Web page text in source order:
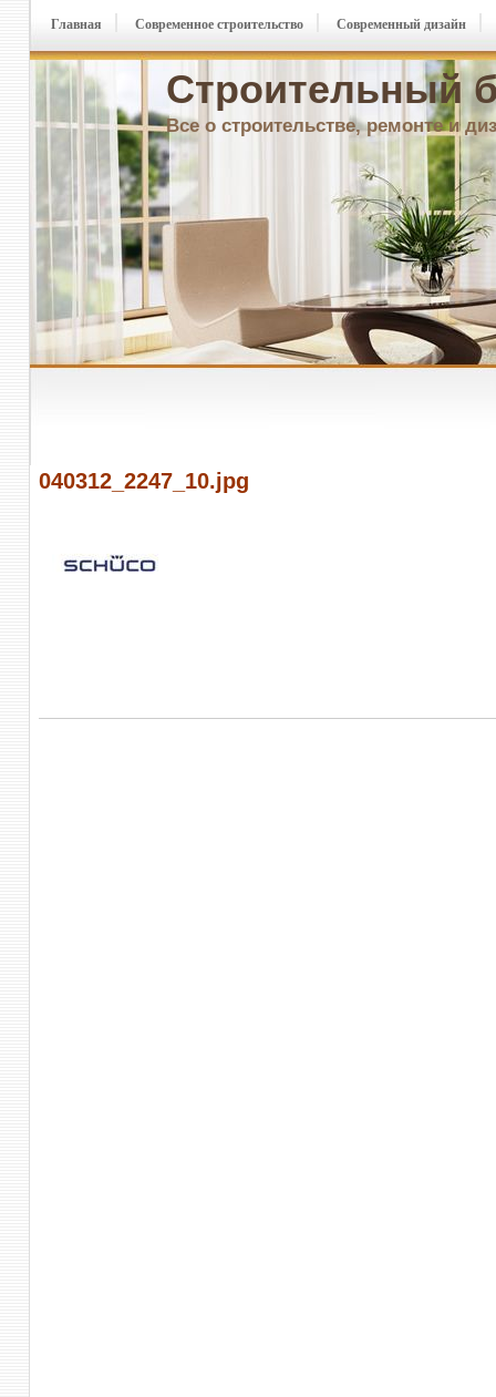
Строительный
Все о строительстве, ремонте и
Главная Современное строительство Современный дизайн
040312_2247_10.jpg